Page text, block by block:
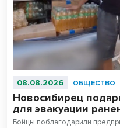
08.08.2026 ОБЩЕСТВО
Новосибирец
для эвакуации
Бойцы поблагодарили